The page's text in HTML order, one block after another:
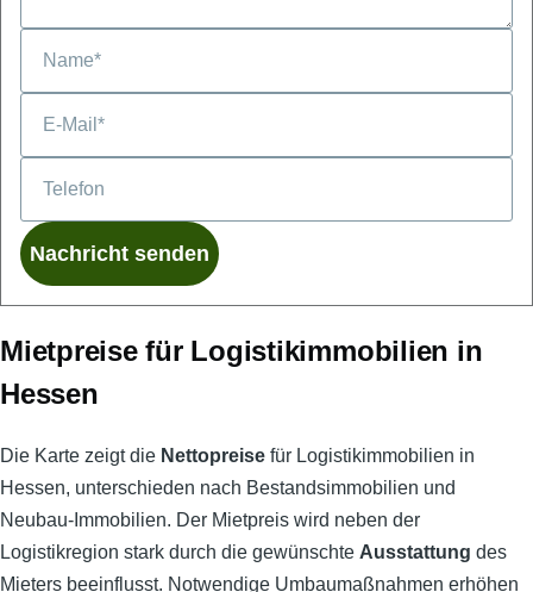
Mietpreise für Logistikimmobilien in
Hessen
Die Karte zeigt die Nettopreise für Logistikimmobilien in
Hessen, unterschieden nach Bestandsimmobilien und
Neubau-Immobilien. Der Mietpreis wird neben der
Logistikregion stark durch die gewünschte Ausstattung des
Mieters beeinflusst. Notwendige Umbaumaßnahmen erhöhen